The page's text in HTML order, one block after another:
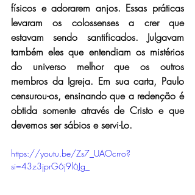
físicos e adorarem anjos. Essas práticas
levaram os colossenses a crer que
estavam sendo santificados. Julgavam
também eles que entendiam os mistérios
do universo melhor que os outros
membros da Igreja. Em sua carta, Paulo
censurou-os, ensinando que a redenção é
obtida somente através de Cristo e que
devemos ser sábios e servi-Lo.
https://youtu.be/Zs7_UAOcrro?
si=43z3jprG6j9l6Jg_